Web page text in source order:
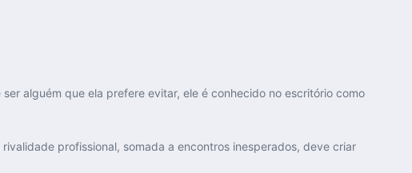
alguém que ela prefere evitar, ele é conhecido no escritório como
profissional, somada a encontros inesperados, deve criar